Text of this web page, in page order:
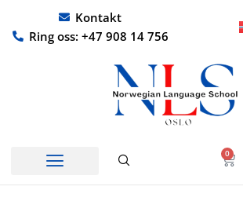
rett
Kontakt
Ring oss: +47 908 14 756
0